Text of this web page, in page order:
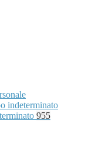
indeterminato
955